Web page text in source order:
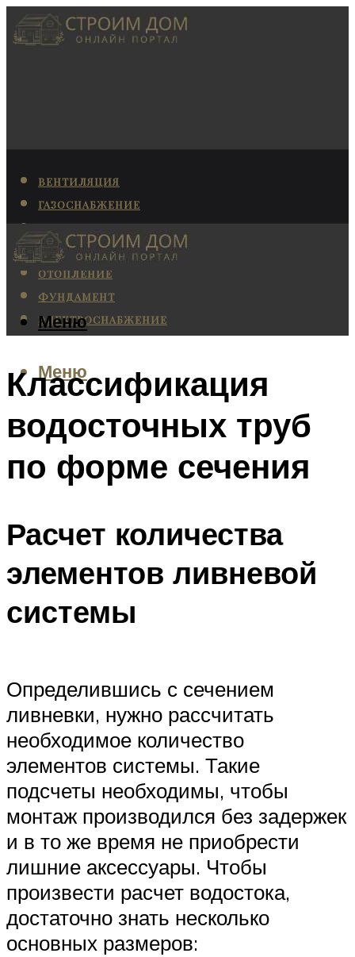
ВЕНТИЛЯЦИЯ
ГАЗОСНАБЖЕНИЕ
КАНАЛИЗАЦИЯ
КОНДИЦИОНИРОВАНИЕ
ОТОПЛЕНИЕ
ФУНДАМЕНТ
ЭЛЕКТРОСНАБЖЕНИЕ
Меню
Меню
Классификация
водосточных труб
по форме сечения
Расчет количества
элементов ливневой
системы
Определившись с сечением
ливневки, нужно рассчитать
необходимое количество
элементов системы. Такие
подсчеты необходимы, чтобы
монтаж производился без задержек
и в то же время не приобрести
лишние аксессуары. Чтобы
произвести расчет водостока,
достаточно знать несколько
основных размеров: